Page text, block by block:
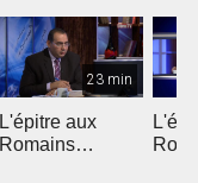
23 min
L'épitre aux
Romains